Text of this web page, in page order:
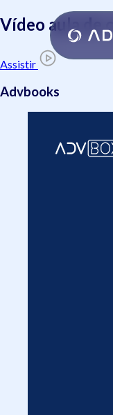
Vídeo aula de
Assistir
Advbooks